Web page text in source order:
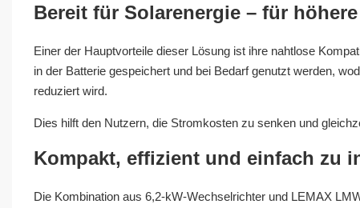
Bereit für Solarenergie – für
Einer der Hauptvorteile dieser Lösung ist ihre nahtlose
in der Batterie gespeichert und bei Bedarf genutzt werden,
reduziert wird.
Dies hilft den Nutzern, die Stromkosten zu senken und
Kompakt, effizient und einfach zu
Die Kombination aus 6,2-kW-Wechselrichter und LEMAX